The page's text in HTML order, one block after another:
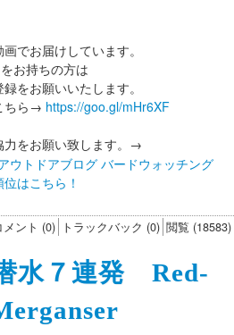
でお届けしています。
お持ちの方は
をお願いいたします。
ちら→ https://goo.gl/mHr6XF
力をお願い致します。→
はこちら！
メント (0) トラックバック (0) 閲覧 (18583)
水７連発 Red-